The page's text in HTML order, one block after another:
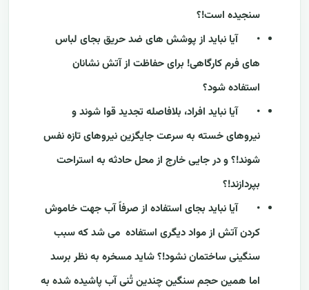
سنجیده است!؟
•
آیا نباید از پوشش های ضد حریق بجای لباس
های فرم کارگاهی! برای حفاظت از آتش نشانان
استفاده شود؟
•
آیا نباید افراد، بلافاصله تجدید قوا شوند و
نیروهای خسته به سرعت جایگزین نیروهای تازه نفس
شوند!؟ و در جایی خارج از محل حادثه به استراحت
بپردازند!؟
•
آیا نباید بجای استفاده از صرفاً آب جهت خاموش
کردن آتش از مواد دیگری استفاده می شد که سبب
سنگینی ساختمان نشود!؟ شاید مسخره به نظر برسد
اما همین حجم سنگین چندین تُنی آب پاشیده شده به